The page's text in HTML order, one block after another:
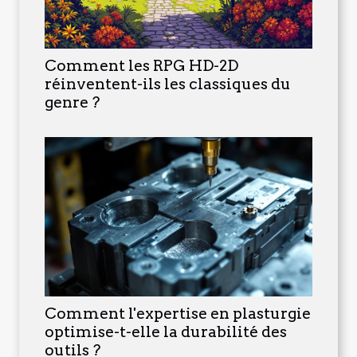
Comment les RPG HD-2D
réinventent-ils les classiques du
genre ?
Comment l'expertise en plasturgie
optimise-t-elle la durabilité des
outils ?